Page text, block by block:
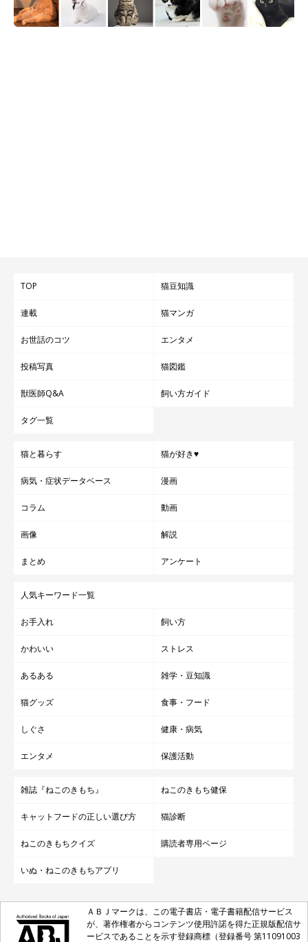
TOP 猫豆知識
連載 猫マンガ
お世話のコツ エンタメ
投稿写真 猫図鑑
獣医師Q&A 飼い方ガイド
タグ一覧
猫と暮らす 猫が好き♥
病気・症状データベース 漫画
コラム 動画
画像 解説
まとめ アンケート
人気キーワード一覧
お手入れ 飼い方
かわいい ストレス
あるある 雑学・豆知識
猫グッズ 食事・フード
しぐさ 健康・病気
エンタメ 保護活動
雑誌『ねこのきもち』 ねこのきもち健保
キャットフードの正しい選び方 猫診断
ねこのきもちクイズ 購読者専用ページ
いぬ・ねこのきもちアプリ
ＡＢＪマークは、この電子書店・電子書籍配信サービス
が、著作権者からコンテンツ使用許諾を得た正規版配信サ
ービスであることを示す登録商標（登録番号 第11091003